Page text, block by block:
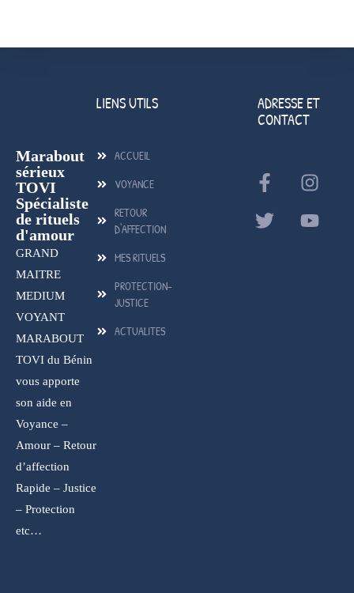
Marabout
sérieux
TOVI
Spécialiste
de rituels
d'amour
GRAND
MAITRE
MEDIUM
VOYANT
MARABOUT
TOVI du Bénin
vous apporte
son aide en
Voyance –
Amour – Retour
d’affection
Rapide – Justice
– Protection
etc…
LIENS UTILS
ACCUEIL
VOYANCE
RETOUR
D'AFFECTION
MES RITUELS
PROTECTION-
JUSTICE
ACTUALITES
ADRESSE ET
CONTACT